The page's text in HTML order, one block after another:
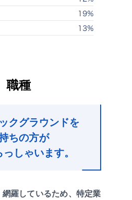
職種
クグラウンドを
ちの方が
しゃいます。
羅しているため、特定業